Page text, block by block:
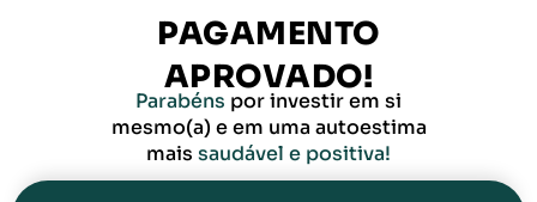
PAGAMENTO
APROVADO!
Parabéns por investir em si
mesmo(a) e em uma autoestima
mais saudável e positiva!